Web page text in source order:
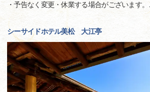
・予告なく変更・休業する場合がございます
シーサイドホテル美松 大江亭